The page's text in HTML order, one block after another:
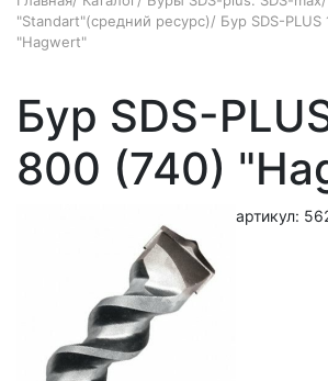
"Standart"(средний ресурс)/ Бур SDS-
"Hagwert"
Бур SDS-
800 (740)
артикул: